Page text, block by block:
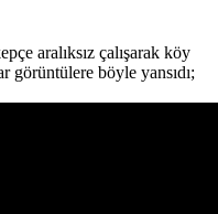
aralıksız çalışarak köy
görüntülere böyle yansıdı;